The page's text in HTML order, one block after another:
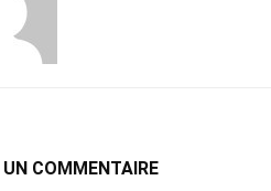
UN COMMENTAIRE